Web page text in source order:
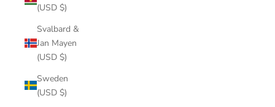
(USD $)
Svalbard &
Jan Mayen
(USD $)
Sweden
(USD $)